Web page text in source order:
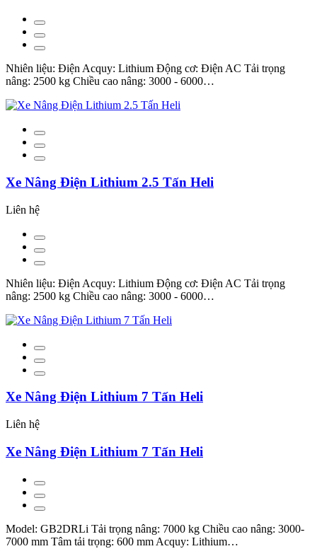
Nhiên liệu: Điện Acquy: Lithium Động cơ: Điện AC Tải trọng
nâng: 2500 kg Chiều cao nâng: 3000 - 6000…
Xe Nâng Điện Lithium 2.5 Tấn Heli
Liên hệ
Nhiên liệu: Điện Acquy: Lithium Động cơ: Điện AC Tải trọng
nâng: 2500 kg Chiều cao nâng: 3000 - 6000…
Xe Nâng Điện Lithium 7 Tấn Heli
Liên hệ
Xe Nâng Điện Lithium 7 Tấn Heli
Model: GB2DRLi Tải trọng nâng: 7000 kg Chiều cao nâng: 3000-
7000 mm Tâm tải trọng: 600 mm Acquy: Lithium…